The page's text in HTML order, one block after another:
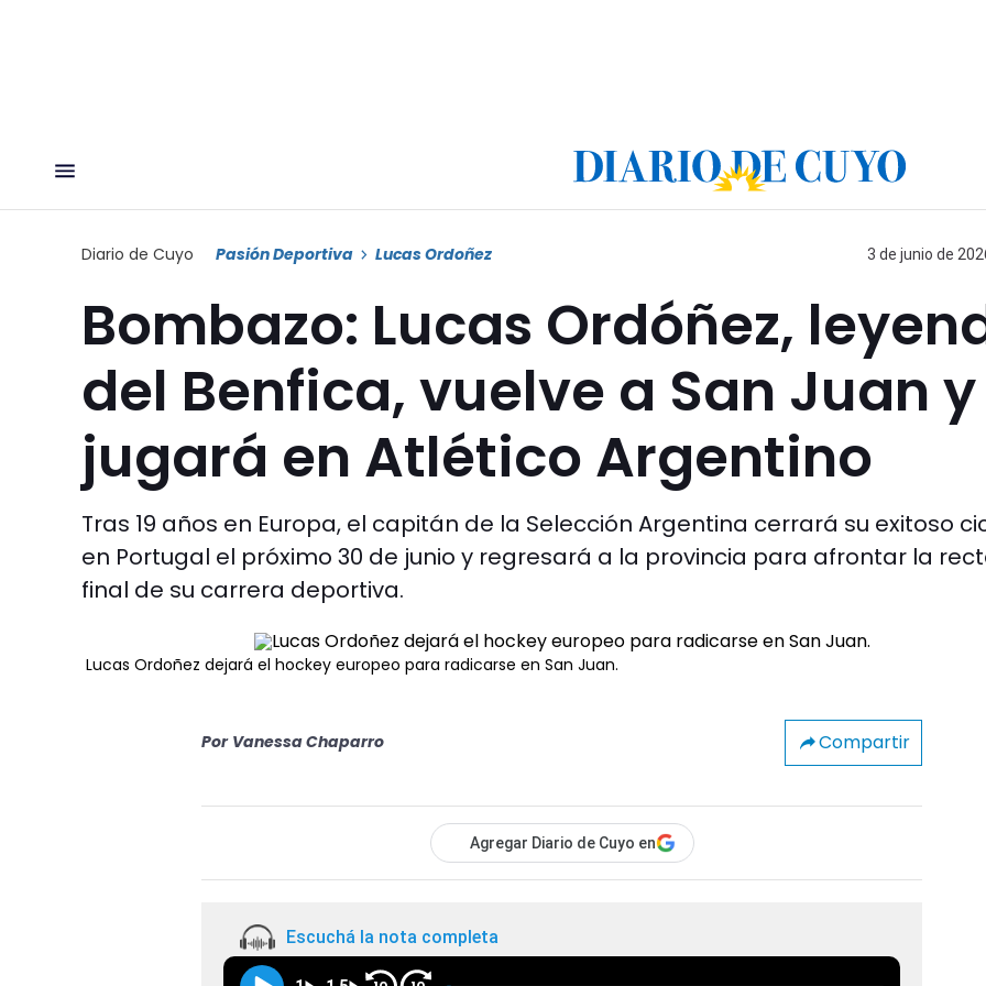
Diario de Cuyo Pasión Deportiva Lucas Ordoñez 3 de junio de
Bombazo: Lucas Ordóñez,
del Benfica, vuelve a San Juan y
jugará en Atlético Argentino
Tras 19 años en Europa, el capitán de la Selección Argentina cerrará su exitoso
en Portugal el próximo 30 de junio y regresará a la provincia para afrontar la
final de su carrera deportiva.
Lucas Ordoñez dejará el hockey europeo para radicarse en San Juan.
Por Vanessa Chaparro Compartir
Agregar Diario de Cuyo en
Escuchá la nota completa